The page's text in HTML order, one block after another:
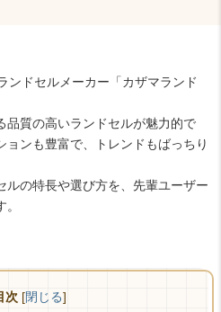
ンドセルメーカー「カザマランド
品質の高いランドセルが魅力的で
ンも豊富で、トレンドもばっちり
ルの特長や選び方を、先輩ユーザー
次 [閉じる]